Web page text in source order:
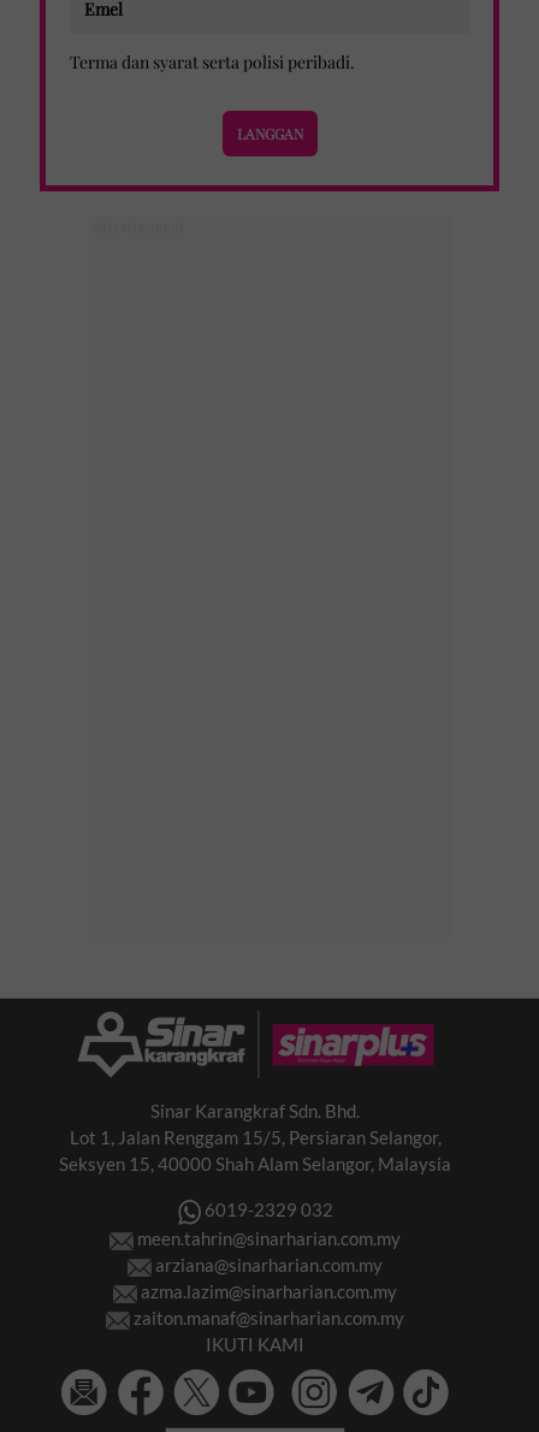
Terma dan syarat serta polisi peribadi.
Sinar Karangkraf Sdn. Bhd.
Lot 1, Jalan Renggam 15/5, Persiaran Selangor,
Seksyen 15, 40000 Shah Alam Selangor, Malaysia
6019-2329 032
meen.tahrin@sinarharian.com.my
arziana@sinarharian.com.my
azma.lazim@sinarharian.com.my
zaiton.manaf@sinarharian.com.my
IKUTI KAMI